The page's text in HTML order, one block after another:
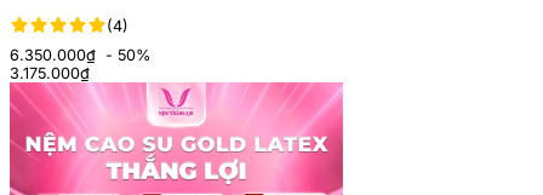
(4)
6.350.000₫ - 50%
3.175.000₫